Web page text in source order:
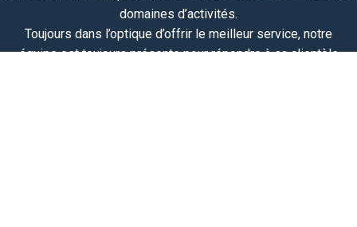
domaines d’activités.
Toujours dans l’optique d’offrir le meilleur service, notre
équipeest toujoursprésente pour répondre à sa clientèle